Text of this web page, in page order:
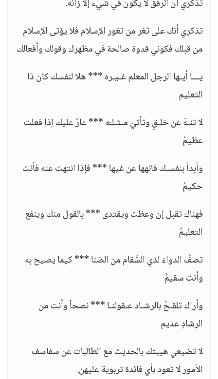
تذكري أن الرفق لا يكون في شيء إلا زانه.
تذكري أنك على ثغر من ثغور الإسلام فلا يؤتى الإسلام
من قبلك فكوني قدوة صالحة في مظهرك وقولك وأفعالك
يـــا أيـها الرجل المعلم غـيـره *** هلا لنفسك كان ذا
التعليم
لا تنـهَ عن خلـقٍ وتأتيَ مـثـلـَه *** عارٌ عليك إذا فعلت
عظيمُ
وأبدأ بنفسـك فانهها عن غيها *** فإذا انتهت عنه فأنت
حكيمُ
فهناك تقبل إن وعظت ويقتدى *** بالقول منك وينفع
التعليمُ
تصفُ الدواءَ لذي السَّقام من الضنا *** كيما يصيح به
وأنت سقيمُ
وأراك تلقـحُ بالرشـاد عـقولنـا *** نصحاً وأنت من
الرشادِ عديم
لا تضيعي هيبتك بالحديث مع الطالبات عن سفاسف
الأمور لا تعود بأي فائدة تربوية عليهن.